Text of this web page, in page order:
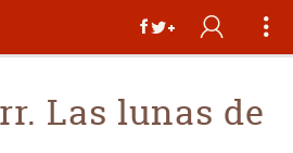
Las lunas de